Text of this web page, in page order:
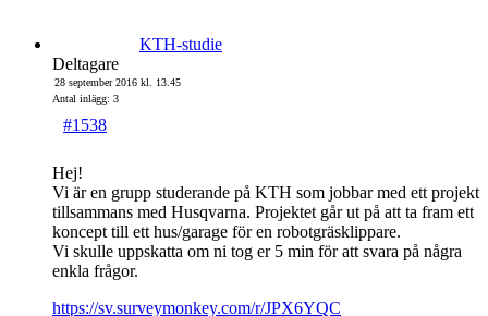
KTH-studie
Deltagare
28 september 2016 kl. 13.45
Antal inlägg: 3
#1538
Hej!
Vi är en grupp studerande på KTH som jobbar med ett projekt
tillsammans med Husqvarna. Projektet går ut på att ta fram ett
koncept till ett hus/garage för en robotgräsklippare.
Vi skulle uppskatta om ni tog er 5 min för att svara på några
enkla frågor.
https://sv.surveymonkey.com/r/JPX6YQC